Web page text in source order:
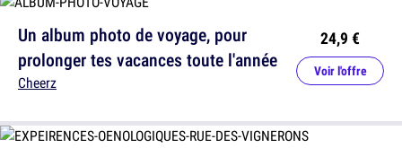
Un album photo de voyage, pour
prolonger tes vacances toute l'année
Cheerz
24,9 €
Voir l'offre